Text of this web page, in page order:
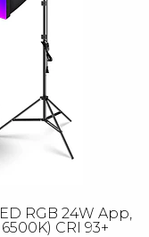
RGB 24W App,
CRI 93+